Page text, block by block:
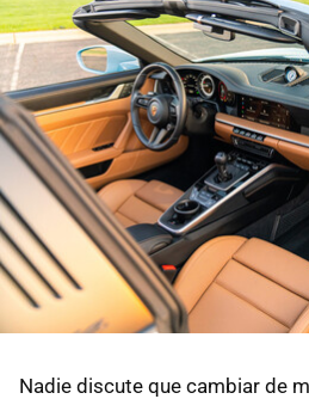
Nadie discute que cambiar de